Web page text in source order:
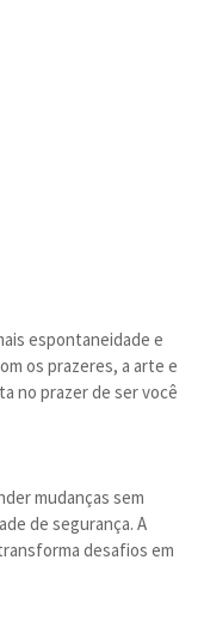
espontaneidade e
os prazeres, a arte e
no prazer de ser você
mudanças sem
de segurança. A
desafios em